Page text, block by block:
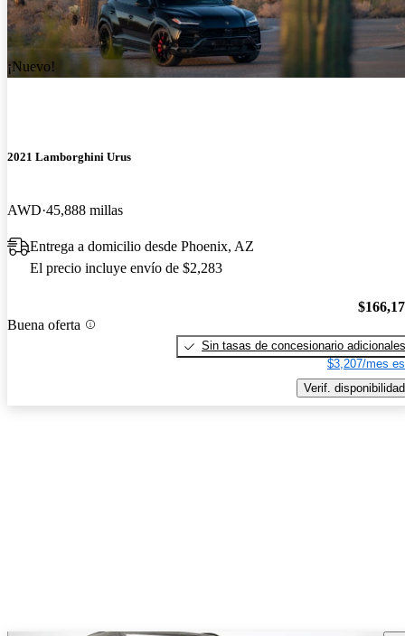
¡Nuevo!
2021 Lamborghini Urus
AWD 45,888 millas
Entrega a domicilio desde Phoenix, AZ
El precio incluye envío de $2,283
Buena oferta
Sin tasas de concesionario adicionales
$3,207/mes
Verif. disponibilidad